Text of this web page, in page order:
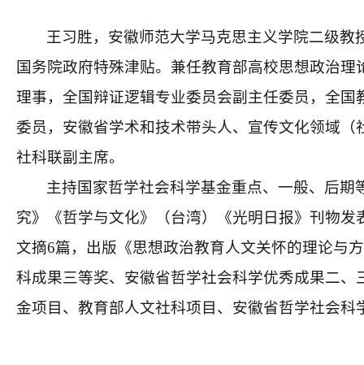
王习胜，安徽师范大学马克思主义学院二级
国务院政府特殊津贴。兼任教育部高校思想政治
理事，全国辩证逻辑专业委员会副主任委员，全
委员，安徽省学术和技术带头人、宣传文化领域
社科联副主席。
主持国家哲学社会科学基金重点、一般、后
究》《哲学与文化》（台湾）《光明日报》刊物
文摘6篇，出版《思想政治教育人文关怀的理论与
科成果三等奖、安徽省哲学社会科学优秀成果二
金项目、教育部人文社科项目、安徽省哲学社会